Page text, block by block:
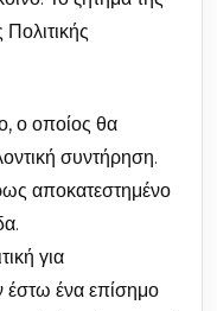
ο οποίος θα
συντήρηση.
αποκατεστημένο
για
έστω ένα επίσημο